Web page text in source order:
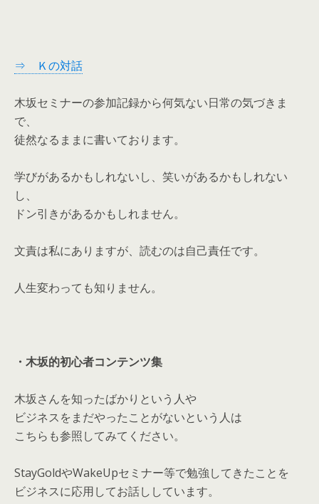
⇒ Ｋの対話
木坂セミナーの参加記録から何気ない日常の気づきま
で、
徒然なるままに書いております。
学びがあるかもしれないし、笑いがあるかもしれない
し、
ドン引きがあるかもしれません。
文責は私にありますが、読むのは自己責任です。
人生変わっても知りません。
・木坂的初心者コンテンツ集
木坂さんを知ったばかりという人や
ビジネスをまだやったことがないという人は
こちらも参照してみてください。
StayGoldやWakeUpセミナー等で勉強してきたことを
ビジネスに応用してお話ししています。